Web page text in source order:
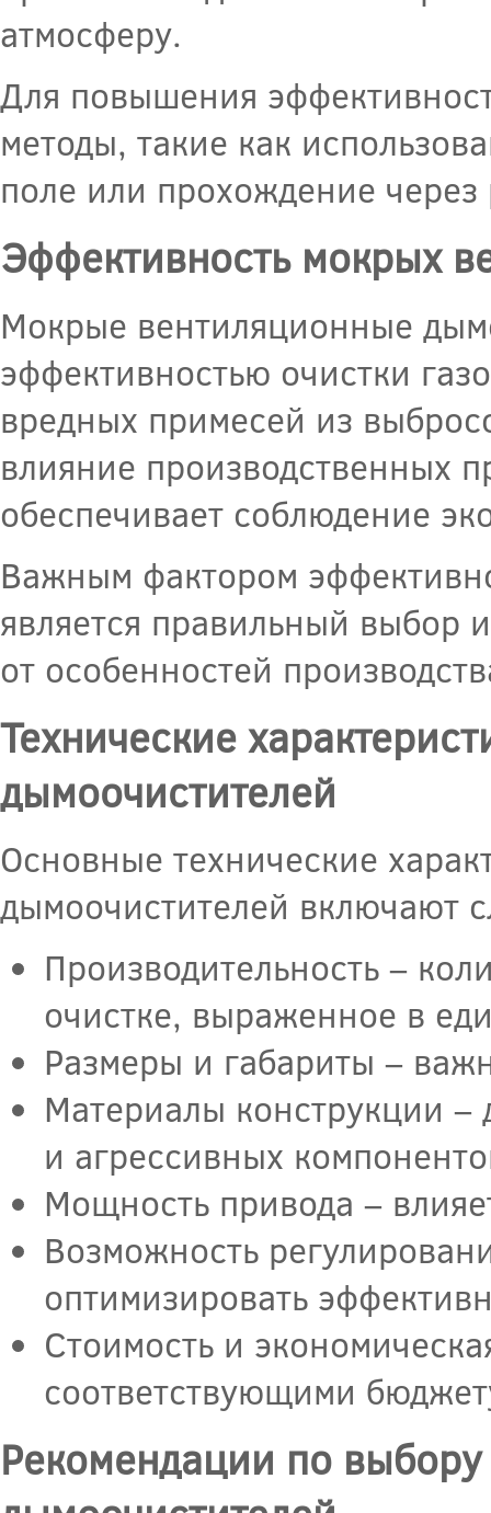
атмосферу.
Для повышения
методы, такие как
поле или прохождение
Эффективность мокрых
Мокрые вентиляционные
эффективностью очистки
вредных примесей из
влияние производственных
обеспечивает соблюдение
Важным фактором
является правильный выбор
от особенностей
Технические
дымоочистителей
Основные технические
дымоочистителей включают
Производительность –
очистке, выраженное в
Размеры и габариты –
Материалы конструкции
и агрессивных
Мощность привода –
Возможность
оптимизировать
Стоимость и
соответствующими
Рекомендации по